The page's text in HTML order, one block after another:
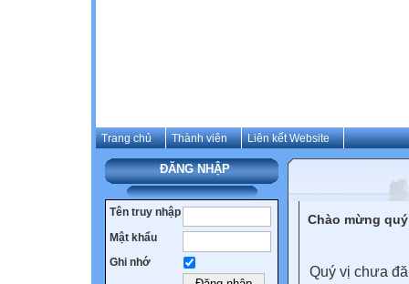
Trang chủ Thành viên Liên kết Website
ĐĂNG NHẬP
Tên truy nhập
Mật khẩu
Ghi nhớ
Chào mừng
Quý vị chưa